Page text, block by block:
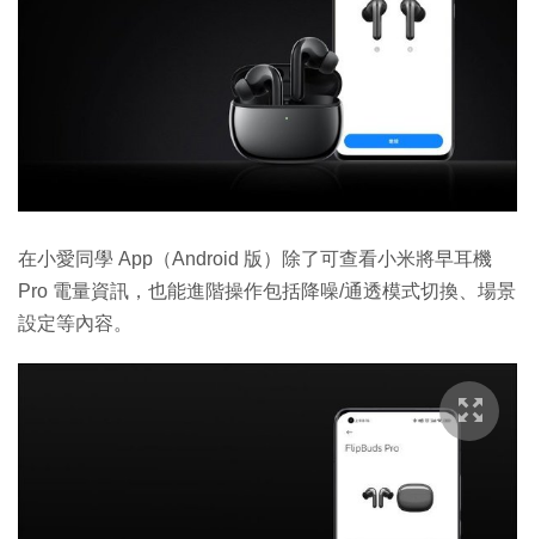
在小愛同學 App（Android 版）除了可查看小米將早耳機
Pro 電量資訊，也能進階操作包括降噪/通透模式切換、場景
設定等內容。